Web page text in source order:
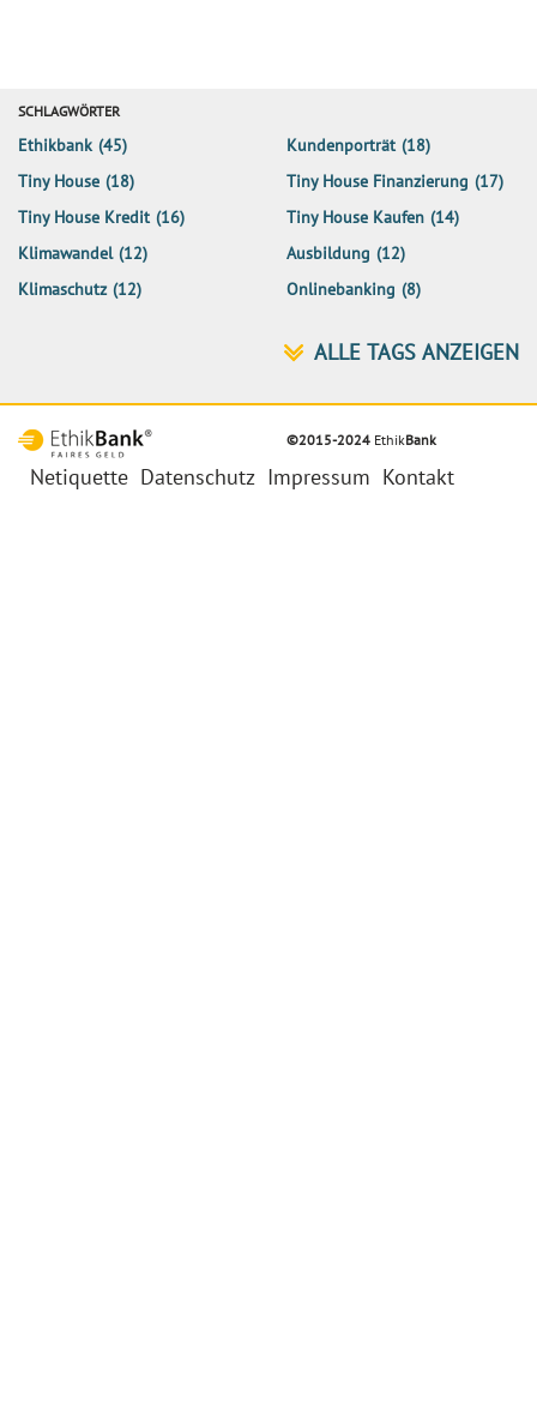
SCHLAGWÖRTER
Ethikbank (45) Kundenporträt (18)
Tiny House (18) Tiny House Finanzierung (17)
Tiny House Kredit (16) Tiny House Kaufen (14)
Klimawandel (12) Ausbildung (12)
Klimaschutz (12) Onlinebanking (8)
©2015-2024 EthikBank
Netiquette Datenschutz Impressum Kontakt